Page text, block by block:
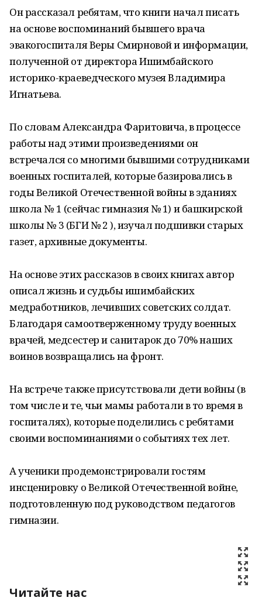
Он рассказал ребятам, что книги начал писать
на основе воспоминаний бывшего врача
эвакогоспиталя Веры Смирновой и информации,
полученной от директора Ишимбайского
историко-краеведческого музея Владимира
Игнатьева.
По словам Александра Фаритовича, в процессе
работы над этими произведениями он
встречался со многими бывшими сотрудниками
военных госпиталей, которые базировались в
годы Великой Отечественной войны в зданиях
школа № 1 (сейчас гимназия № 1) и башкирской
школы № 3 (БГИ № 2 ), изучал подшивки старых
газет, архивные документы.
На основе этих рассказов в своих книгах автор
описал жизнь и судьбы ишимбайских
медработников, лечивших советских солдат.
Благодаря самоотверженному труду военных
врачей, медсестер и санитарок до 70% наших
воинов возвращались на фронт.
На встрече также присутствовали дети войны (в
том числе и те, чьи мамы работали в то время в
госпиталях), которые поделились с ребятами
своими воспоминаниями о событиях тех лет.
А ученики продемонстрировали гостям
инсценировку о Великой Отечественной войне,
подготовленную под руководством педагогов
гимназии.
Читайте нас